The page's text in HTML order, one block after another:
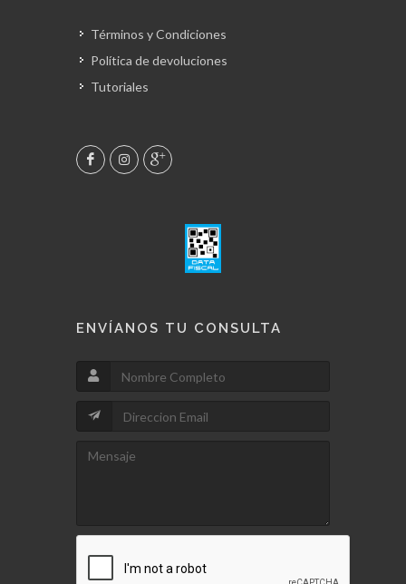
Términos y Condiciones
Política de devoluciones
Tutoriales
ENVÍANOS TU CONSULTA